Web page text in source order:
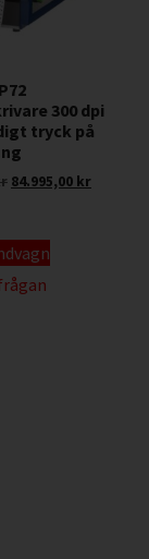
300 dpi
tryck på
84.995,00 kr